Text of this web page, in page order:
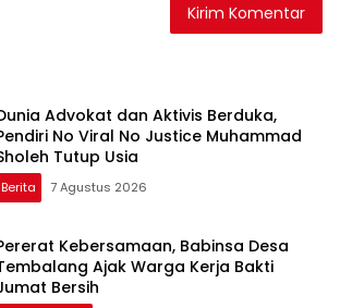
Advokat dan Aktivis Berduka,
No Viral No Justice Muhammad
Tutup Usia
Berita 7 Agustus 2026
Kebersamaan, Babinsa Desa
Ajak Warga Kerja Bakti
Bersih